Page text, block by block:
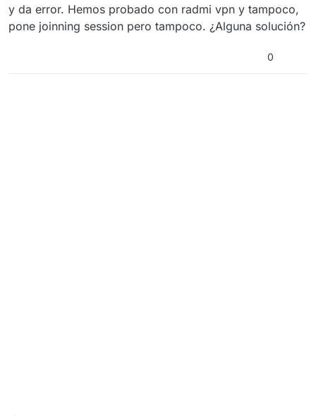
y da error. Hemos probado con radmi vpn y tampoco,
pone joinning session pero tampoco. ¿Alguna solución?
0